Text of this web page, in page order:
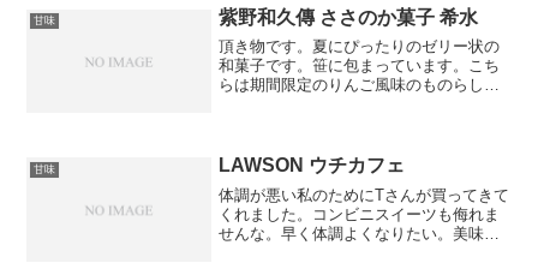
は歪んでいます。せっかくなので、焼き
たてを並んで待ちまし...
甘味 紫野和久傳 ささのか菓子 希水
頂き物です。夏にぴったりのゼリー状の
和菓子です。笹に包まっています。こち
らは期間限定のりんご風味のものらしい
甘味 LAWSON ウチカフェ
体調が悪い私のためにTさんが買ってきて
くれました。コンビニスイーツも侮れま
せんな。早く体調よくなりたい。美味し